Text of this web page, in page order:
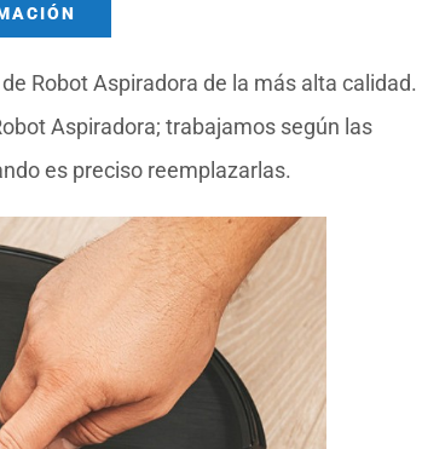
Robot Aspiradora de la más alta calidad.
Aspiradora; trabajamos según las
es preciso reemplazarlas.